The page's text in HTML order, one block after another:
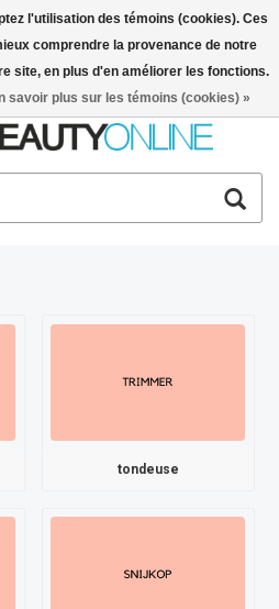
Français
tondeuse
l'utilisation des témoins (cookies). Ces
comprendre la provenance de notre
site, en plus d'en améliorer les fonctions.
savoir plus sur les témoins (cookies) »